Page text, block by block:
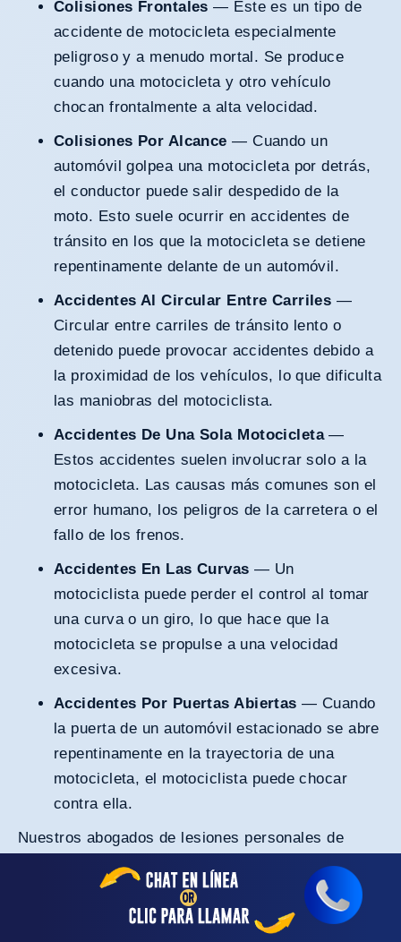
Colisiones Frontales — Este es un tipo de
accidente de motocicleta especialmente
peligroso y a menudo mortal. Se produce
cuando una motocicleta y otro vehículo
chocan frontalmente a alta velocidad.
Colisiones Por Alcance — Cuando un
automóvil golpea una motocicleta por detrás,
el conductor puede salir despedido de la
moto. Esto suele ocurrir en accidentes de
tránsito en los que la motocicleta se detiene
repentinamente delante de un automóvil.
Accidentes Al Circular Entre Carriles —
Circular entre carriles de tránsito lento o
detenido puede provocar accidentes debido a
la proximidad de los vehículos, lo que dificulta
las maniobras del motociclista.
Accidentes De Una Sola Motocicleta—
Estos accidentes suelen involucrar solo a la
motocicleta. Las causas más comunes son el
error humano, los peligros de la carretera o el
fallo de los frenos.
Accidentes En Las Curvas — Un
motociclista puede perder el control al tomar
una curva o un giro, lo que hace que la
motocicleta se propulse a una velocidad
excesiva.
Accidentes Por Puertas Abiertas — Cuando
la puerta de un automóvil estacionado se abre
repentinamente en la trayectoria de una
motocicleta, el motociclista puede chocar
contra ella.
Nuestros abogados de lesiones personales de
Orange Countytienen experiencia en el manejo de
casos de accidentes de motocicleta y pueden
guiarte a través de los pasos necesarios para
buscar una compensación por tus lesiones.